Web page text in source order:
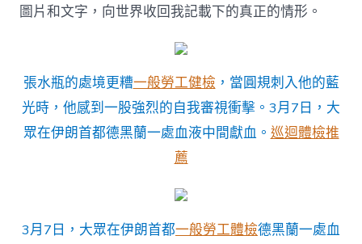
圖片和文字，向世界收回我記載下的真正的情形。
張水瓶的處境更糟一般勞工健檢 ，當圓規刺入他的藍
光時，他感到一股強烈的自我審視衝擊。3月7日，大
眾在伊朗首都德黑蘭一處血液中間獻血。 巡迴體檢推
薦
3月7日，大眾在伊朗首都一般勞工體檢德黑蘭一處血